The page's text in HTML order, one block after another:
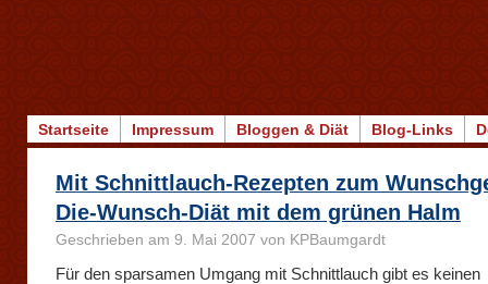
Startseite Impressum Bloggen & Diät Blog-Links
Mit Schnittlauch-Rezepten zum
Die-Wunsch-Diät mit dem grünen Halm
Geschrieben am 9. Mai 2007 von KPBaumgardt
Für den sparsamen Umgang mit Schnittlauch gibt es keinen